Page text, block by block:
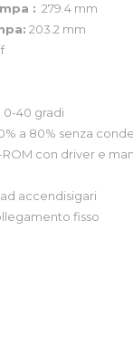
: 279.4 mm
203.2 mm
0-40 gradi
a 80% senza
ROM con driver e
accendisigari
fisso